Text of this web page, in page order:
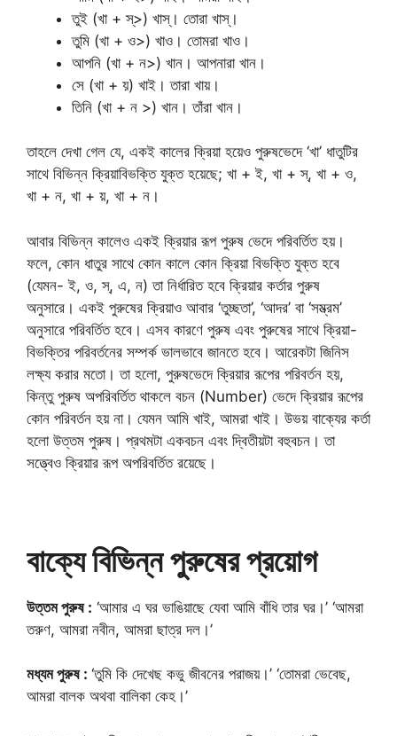
তুই (খা + স্>) খাস্। তোরা খাস্।
তুমি (খা + ও>) খাও। তোমরা খাও।
আপনি (খা + ন>) খান। আপনারা খান।
সে (খা + য়) খাই। তারা খায়।
তিনি (খা + ন >) খান। তাঁরা খান।
তাহলে দেখা গেল যে, একই কালের ক্রিয়া হয়েও পুরুষভেদে ‘খা’ ধাতুটির
সাথে বিভিন্ন ক্রিয়াবিভক্তি যুক্ত হয়েছে; খা + ই, খা + স্, খা + ও,
খা + ন, খা + য়, খা + ন।
আবার বিভিন্ন কালেও একই ক্রিয়ার রূপ পুরুষ ভেদে পরিবর্তিত হয়।
ফলে, কোন ধাতুর সাথে কোন কালে কোন ক্রিয়া বিভক্তি যুক্ত হবে
(যেমন- ই, ও, স্, এ, ন) তা নির্ধারিত হবে ক্রিয়ার কর্তার পুরুষ
অনুসারে। একই পুরুষের ক্রিয়াও আবার ‘তুচ্ছতা’, ‘আদর’ বা ‘সম্ভ্রম’
অনুসারে পরিবর্তিত হবে। এসব কারণে পুরুষ এবং পুরুষের সাথে ক্রিয়া-
বিভক্তির পরিবর্তনের সম্পর্ক ভালভাবে জানতে হবে। আরেকটা জিনিস
লক্ষ্য করার মতো। তা হলো, পুরুষভেদে ক্রিয়ার রূপের পরিবর্তন হয়,
কিন্তু পুরুষ অপরিবর্তিত থাকলে বচন (Number) ভেদে ক্রিয়ার রূপের
কোন পরিবর্তন হয় না। যেমন আমি খাই, আমরা খাই। উভয় বাক্যের কর্তা
হলো উত্তম পুরুষ। প্রথমটা একবচন এবং দ্বিতীয়টা বহুবচন। তা
সত্ত্বেও ক্রিয়ার রূপ অপরিবর্তিত রয়েছে।
বাক্যে বিভিন্ন পুরুষের প্রয়োগ
উত্তম পুরুষ : ‘আমার এ ঘর ভাঙিয়াছে যেবা আমি বাঁধি তার ঘর।’ ‘আমরা
তরুণ, আমরা নবীন, আমরা ছাত্র দল।’
মধ্যম পুরুষ : ‘তুমি কি দেখেছ কভু জীবনের পরাজয়।’ ‘তোমরা ভেবেছ,
আমরা বালক অথবা বালিকা কেহ।’